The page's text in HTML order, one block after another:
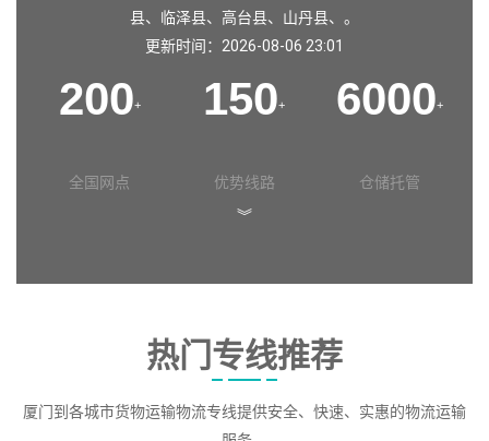
县、 临泽县、 高台县、 山丹县、。
更新时间：2026-08-06 23:01
200+
全国网点
150+
优势线路
6000+
仓储托管
︾
热门专线推荐
厦门到各城市货物运输物流专线提供安全、快速、实惠的物流运输